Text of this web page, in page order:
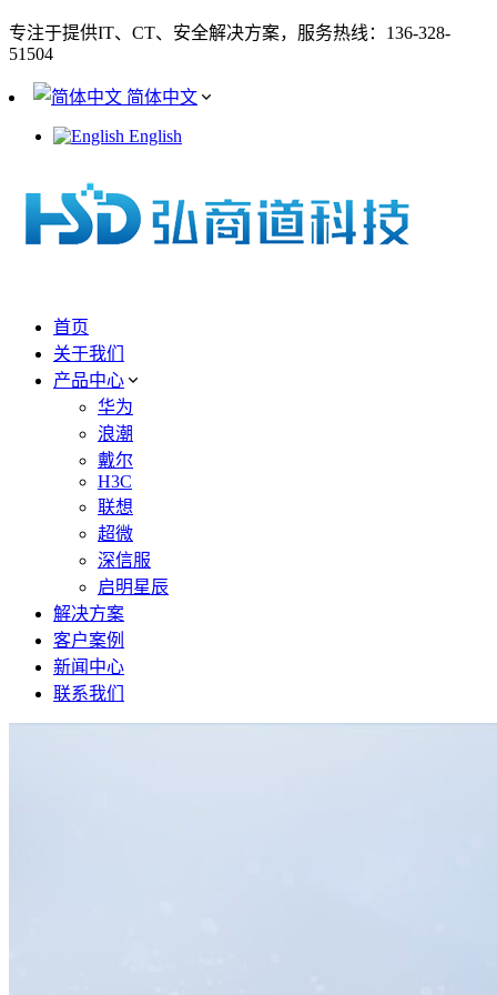
专注于提供IT、CT、安全解决方案，服务热线：136-328-
51504
简体中文
English
首页
关于我们
产品中心
华为
浪潮
戴尔
H3C
联想
超微
深信服
启明星辰
解决方案
客户案例
新闻中心
联系我们